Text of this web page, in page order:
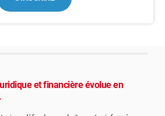
et financière évolue en